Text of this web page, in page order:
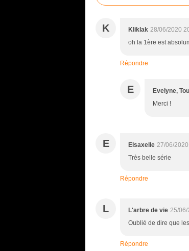
K Kliklak 28/06/2020
oh la 1ère est
Répondre
E Evelyne,
Merci !
E Elsaxelle 27/06/
Très belle série
Répondre
L L'arbre de vie 25/06/
Oublié de dire que
Répondre